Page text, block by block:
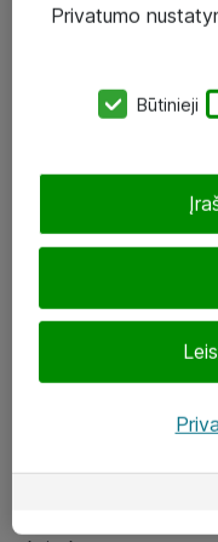
eShop@atea.lt
LinkedIn
Privatumo
Būtinieji